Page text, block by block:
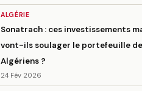
ALGÉRIE
Sonatrach : ces investissements
vont-ils soulager le portefeuille
Algériens ?
24 Fév 2026